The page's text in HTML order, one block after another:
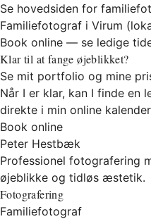
Se hovedsiden for
Familiefotograf i Virum
Book online — se ledige
Klar til at fange øjeblikket?
Se mit portfolio og mine
Når I er klar, kan I finde en
direkte i min online
Book online
Peter Hestbæk
Professionel fotografering
øjeblikke og tidløs æstetik.
Fotografering
Familiefotograf